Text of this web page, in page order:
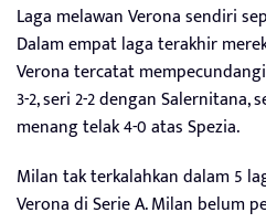
Laga melawan Verona sendiri
Dalam empat laga terakhir
Verona tercatat
3-2, seri 2-2 dengan Salernitana,
menang telak 4-0 atas Spezia.
Milan tak terkalahkan dalam 5
Verona di Serie A. Milan belum